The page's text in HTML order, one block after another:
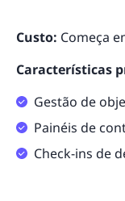
Custo: Começa
Características
Gestão de
Painéis de
Check-ins de